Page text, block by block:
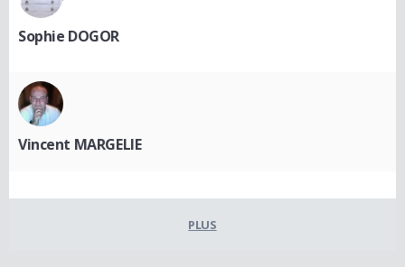
Sophie DOGOR
Vincent MARGELIE
PLUS